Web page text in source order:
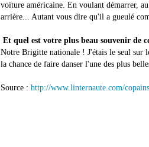
voiture américaine. En voulant démarrer,
arrière... Autant vous dire qu'il a gueulé
Et quel est votre plus beau souvenir de
Notre Brigitte nationale ! J'étais le seul sur
la chance de faire danser l'une des plus
Source : http://www.linternaute.com/